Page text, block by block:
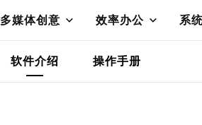
多媒体创意 效率办公 系
软件介绍 操作手册